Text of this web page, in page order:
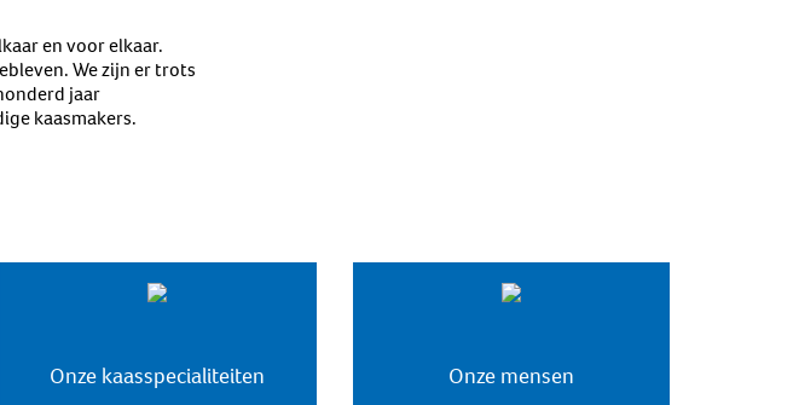
en voor elkaar.
We zijn er trots
jaar
kaasmakers.
Onze kaasspecialiteiten Onze mensen